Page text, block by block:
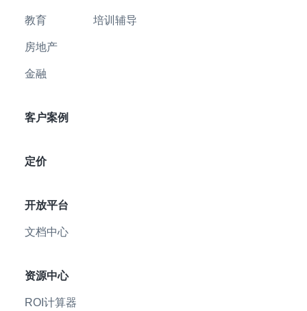
教育
房地产
金融
培训辅导
客户案例
定价
开放平台
文档中心
资源中心
ROI计算器